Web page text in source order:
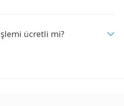
ücretli mi?